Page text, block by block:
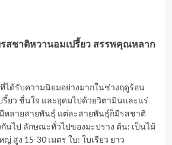
รสชาติหวานอมเปรี้ยว สรรพคุณหลาก
ได้รับความนิยมอย่างมากในช่วงฤดูร้อน
ยว ชื่นใจ และอุดมไปด้วยวิตามินและแร่
หลายสายพันธุ์ แต่ละสายพันธุ์ก็มีรสชาติ
นไป ลักษณะทั่วไปของมะปราง ต้น: เป็นไม้
สูง 15-30 เมตร ใบ: ใบเรียว ยาว